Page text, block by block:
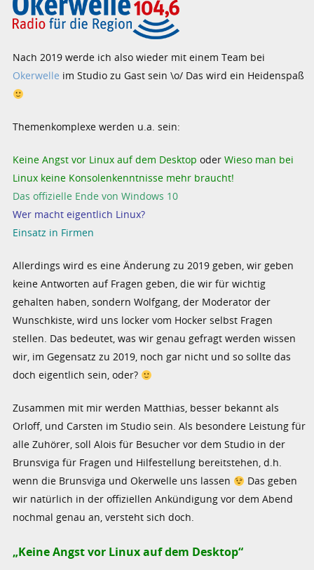
Nach 2019 werde ich also wieder mit einem Team bei
Okerwelle im Studio zu Gast sein \o/ Das wird ein Heidenspaß
Themenkomplexe werden u.a. sein:
Keine Angst vor Linux auf dem Desktop oderWieso man bei
Linux keine Konsolenkenntnisse mehr braucht!
Das offizielle Ende von Windows 10
Wer macht eigentlich Linux?
Einsatz in Firmen
Allerdings wird es eine Änderung zu 2019 geben, wir geben
keine Antworten auf Fragen geben, die wir für wichtig
gehalten haben, sondern Wolfgang, der Moderator der
Wunschkiste, wird uns locker vom Hocker selbst Fragen
stellen. Das bedeutet, was wir genau gefragt werden wissen
wir, im Gegensatz zu 2019, noch gar nicht und so sollte das
doch eigentlich sein, oder?
Zusammen mit mir werden Matthias, besser bekannt als
Orloff, und Carsten im Studio sein. Als besondere Leistung für
alle Zuhörer, soll Alois für Besucher vor dem Studio in der
Brunsviga für Fragen und Hilfestellung bereitstehen, d.h.
wenn die Brunsviga und Okerwelle uns lassen
Das geben
wir natürlich in der offiziellen Ankündigung vor dem Abend
nochmal genau an, versteht sich doch.
„Keine Angst vor Linux auf dem Desktop“